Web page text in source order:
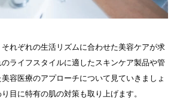
れぞれの生活リズムに合わせた美容ケアが求
ライフスタイルに適したスキンケア製品や管
容医療のアプローチについて見ていきましょ
目に特有の肌の対策も取り上げます。